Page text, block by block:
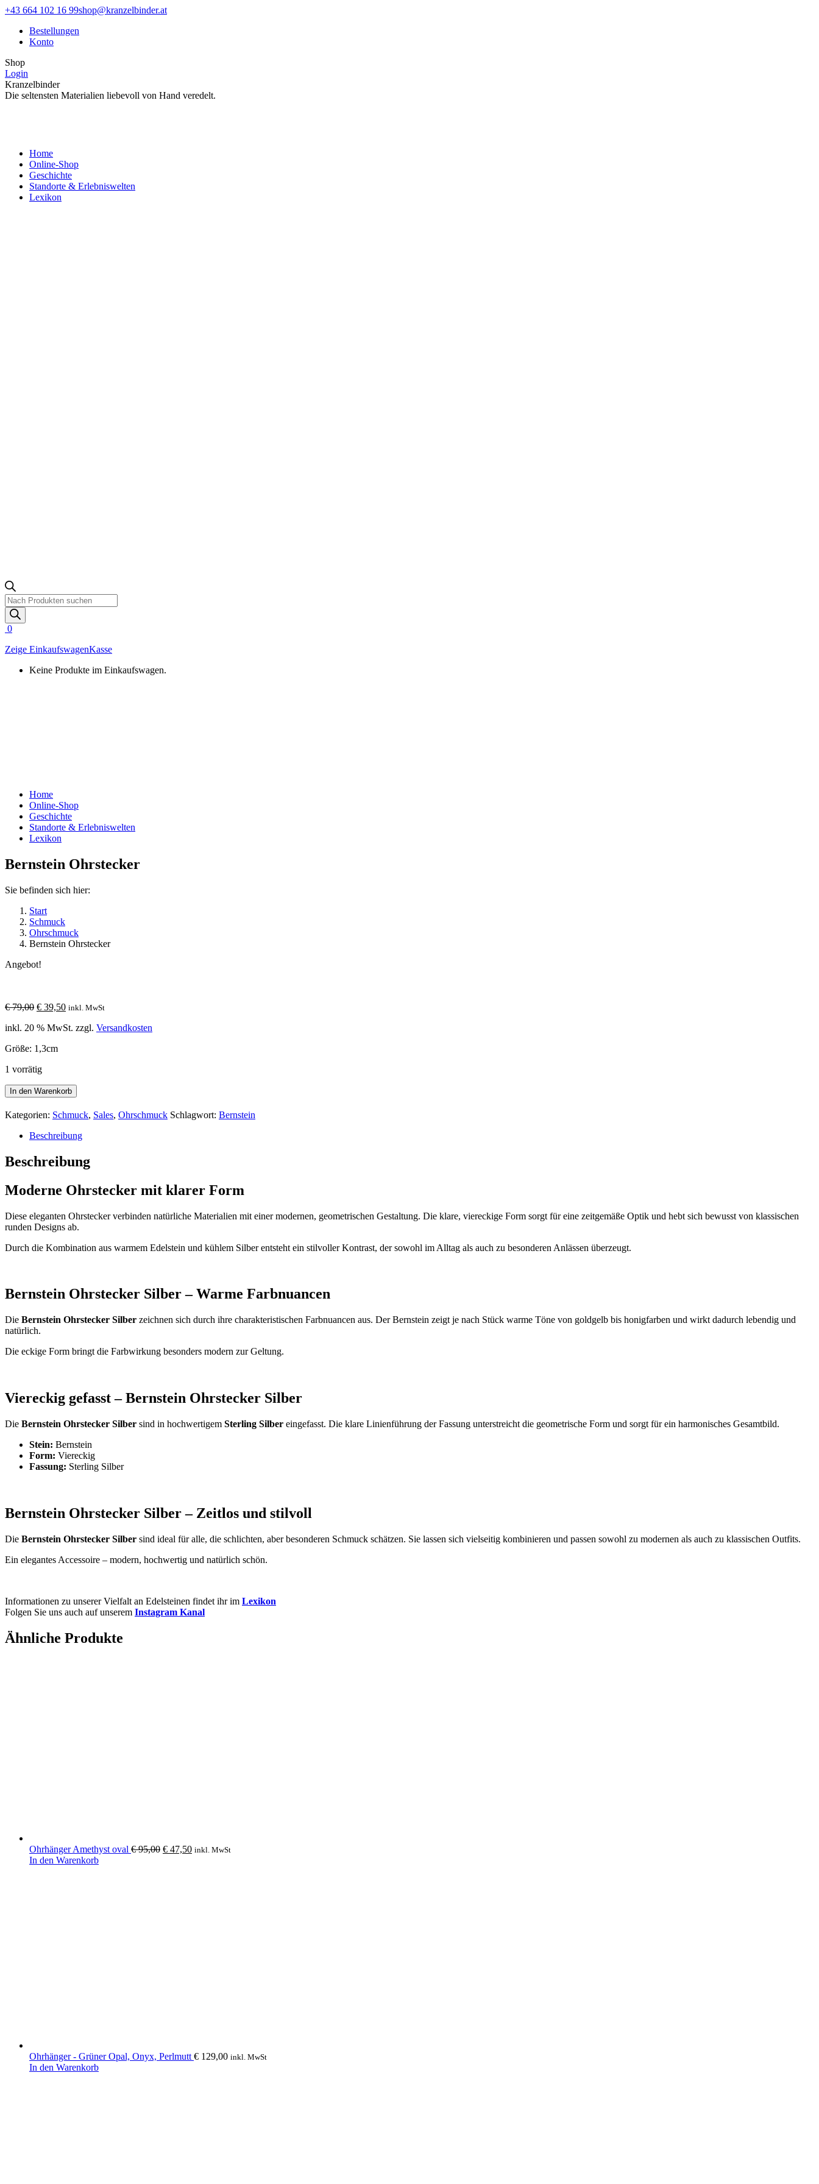
Zum
springen
Facebook
opens
window
Instagram
opens
window
+43 664 102 16 99shop@kranzelbinder.at
Bestellungen
Konto
Shop
Login
Kranzelbinder
Die seltensten Materialien liebevoll von Hand veredelt.
Home
Online-Shop
Geschichte
Standorte & Erlebniswelten
Lexikon
Products
search
0
Zeige EinkaufswagenKasse
Keine Produkte im Einkaufswagen.
Home
Online-Shop
Geschichte
Standorte & Erlebniswelten
Lexikon
Bernstein Ohrstecker
Sie befinden sich hier:
Start
Schmuck
Ohrschmuck
Bernstein Ohrstecker
Angebot!
€79,00 Ursprünglicher
war:
€ 39,50Aktueller
ist:
inkl. MwSt
inkl. 20 % MwSt. zzgl. Versandkosten
Größe: 1,3cm
1 vorrätig
Bernstein
Ohrstecker
Menge
In den Warenkorb
Kategorien: Schmuck, Sales, Ohrschmuck Schlagwort: Bernstein
Beschreibung
Beschreibung
Moderne Ohrstecker mit klarer Form
Diese eleganten Ohrstecker verbinden natürliche Materialien mit einer modernen, geometrischen Gestaltung. Die klare, viereckige Form sorgt für eine zeitgemäße Optik und hebt sich bewusst von klassischen
runden Designs ab.
Durch die Kombination aus warmem Edelstein und kühlem Silber entsteht ein stilvoller Kontrast, der sowohl im Alltag als auch zu besonderen Anlässen überzeugt.
Bernstein Ohrstecker Silber – Warme Farbnuancen
Die Bernstein Ohrstecker Silber zeichnen sich durch ihre charakteristischen Farbnuancen aus. Der Bernstein zeigt je nach Stück warme Töne von goldgelb bis honigfarben und wirkt dadurch lebendig und
natürlich.
Die eckige Form bringt die Farbwirkung besonders modern zur Geltung.
Viereckig gefasst – Bernstein Ohrstecker Silber
Die Bernstein Ohrstecker Silber sind in hochwertigem Sterling Silber eingefasst. Die klare Linienführung der Fassung unterstreicht die geometrische Form und sorgt für ein harmonisches Gesamtbild.
Stein: Bernstein
Form: Viereckig
Fassung: Sterling Silber
Bernstein Ohrstecker Silber – Zeitlos und stilvoll
Die Bernstein Ohrstecker Silber sind ideal für alle, die schlichten, aber besonderen Schmuck schätzen. Sie lassen sich vielseitig kombinieren und passen sowohl zu modernen als auch zu klassischen Outfits.
Ein elegantes Accessoire – modern, hochwertig und natürlich schön.
Informationen zu unserer Vielfalt an Edelsteinen findet ihr im Lexikon
Folgen Sie uns auch auf unserem Instagram Kanal
Ähnliche Produkte
Ohrhänger Amethyst oval €95,00 Ursprünglicher
€ 47,50Aktueller
inkl. MwSt
In den Warenkorb
Ohrhänger - Grüner Opal, Onyx, Perlmutt € 129,00 inkl. MwSt
In den Warenkorb